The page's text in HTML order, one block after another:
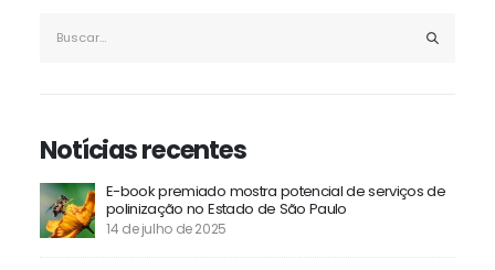
Notícias recentes
E-book premiado mostra potencial de serviços de
polinização no Estado de São Paulo
14 de julho de 2025
05508-060.
05508-020.